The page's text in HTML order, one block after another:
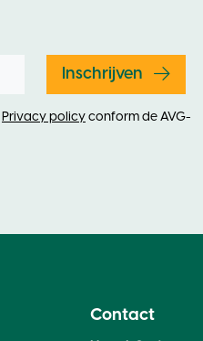
Inschrijven
Privacy policyconform de AVG-
Contact